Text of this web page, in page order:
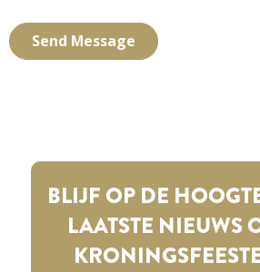
Send Message
BLIJF OP DE
LAATSTE NIEUWS